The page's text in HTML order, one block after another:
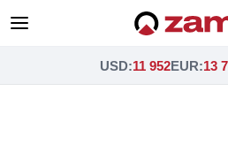
USD:11 952EUR:13